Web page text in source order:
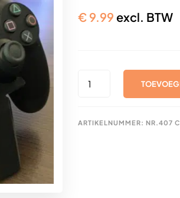
€ 9.99 excl. BTW
PLAYSTATION
PS4
ARTIKELNUMMER: NR.407